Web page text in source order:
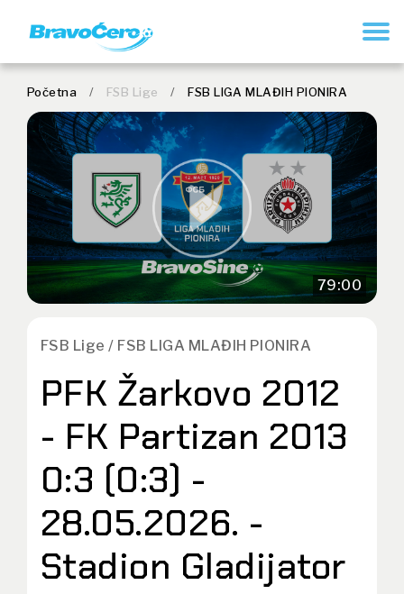
Početna / FSB Lige / FSB LIGA MLAĐIH PIONIRA
79:00
FSB Lige / FSB LIGA MLAĐIH PIONIRA
PFK Žarkovo 2012
- FK Partizan 2013
0:3 (0:3) -
28.05.2026. -
Stadion Gladijator